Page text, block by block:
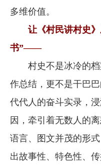
多维价值。
让《村民讲村史
书”——
村史不是冰冷的档
作总结，更不是干巴
代代人的奋斗实录，
因，牵引着无数人的
语言、图文并茂的形
出故事性、特色性、